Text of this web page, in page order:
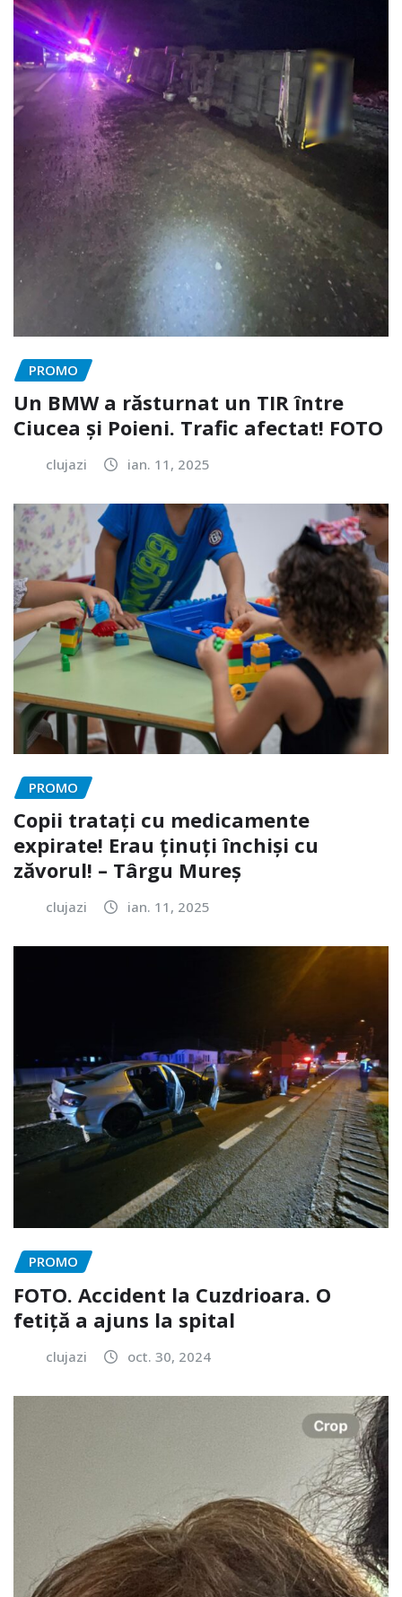
PROMO
Un BMW a răsturnat un TIR între
Ciucea și Poieni. Trafic afectat! FOTO
clujazi ian. 11, 2025
PROMO
Copii tratați cu medicamente
expirate! Erau ținuți închiși cu
zăvorul! – Târgu Mureș
clujazi ian. 11, 2025
PROMO
FOTO. Accident la Cuzdrioara. O
fetiță a ajuns la spital
clujazi oct. 30, 2024